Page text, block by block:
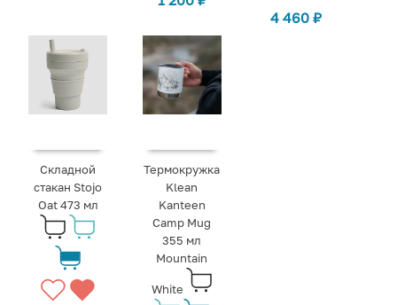
4 460₽
Складной
стакан Stojo
Oat 473 мл
Термокружка
Klean
Kanteen
Camp Mug
355 мл
Mountain
White